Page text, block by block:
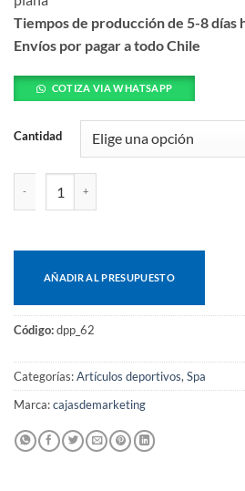
Tiempos de producción de 5-8 días
Envíos por pagar a todo Chile
COTIZA VIA WHATSAPP
Cantidad
AÑADIR AL PRESUPUESTO
Código:dpp_62
Categorías:Artículos deportivos,Spa
Marca:cajasdemarketing